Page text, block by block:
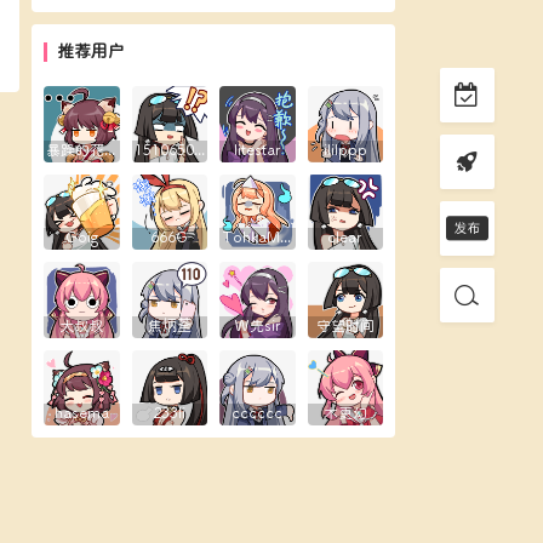
推荐用户
暴躁的花生露 1510650289 litestar ililppp
Goig 666G TohkaMine clear
大叔叔 焦炳荃 W先sir 守望时间
hasema 233li cccccc 木更幻